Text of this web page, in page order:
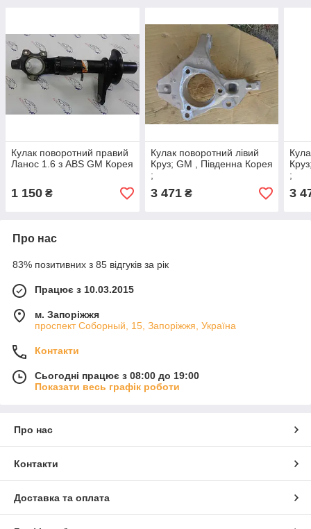
Кулак поворотний правий
Ланос 1.6 з ABS GM Корея
1 150 ₴
Кулак поворотний лівий
Круз; GM , Південна Корея
;
3 471₴
;
3
Про нас
83% позитивних з 85 відгуків за рік
Працює з 10.03.2015
м. Запоріжжя
проспект Соборный, 15, Запоріжжя, Україна
Контакти
Сьогодні працює з 08:00 до 19:00
Показати весь графік роботи
Про нас
Контакти
Доставка та оплата